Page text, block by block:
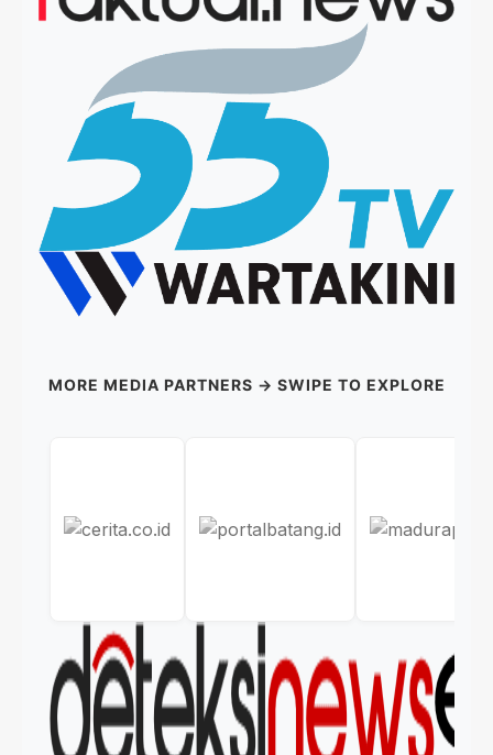
MORE MEDIA PARTNERS → SWIPE TO EXPLORE